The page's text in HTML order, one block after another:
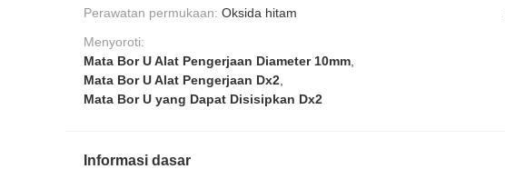
Perawatan permukaan: Oksida hitam
Menyoroti:
Mata Bor U Alat Pengerjaan Diameter 10mm
Mata Bor U Alat Pengerjaan Dx2
Mata Bor U yang Dapat Disisipkan Dx2
Informasi dasar